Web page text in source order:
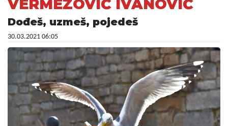
VERMEZOVIĆ IVANOVIĆ
Dođeš, uzmeš, pojedeš
30.03.2021 06:05